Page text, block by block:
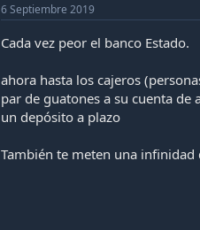
6 Septiembre 2019
Cada vez peor el banco Estado.
ahora hasta los cajeros
par de guatones a su cuenta
un depósito a plazo
También te meten una